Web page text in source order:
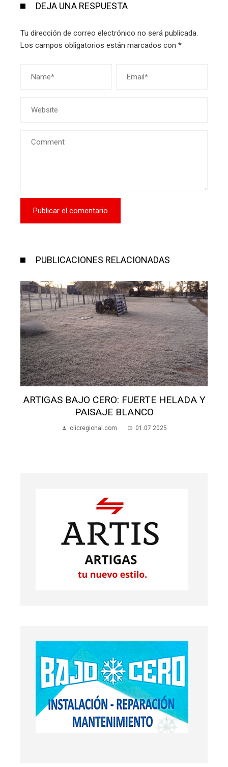
DEJA UNA RESPUESTA
Tu dirección de correo electrónico no será publicada.
Los campos obligatorios están marcados con *
PUBLICACIONES RELACIONADAS
ARTIGAS BAJO CERO: FUERTE HELADA Y
PAISAJE BLANCO
clicregional.com 01.07.2025